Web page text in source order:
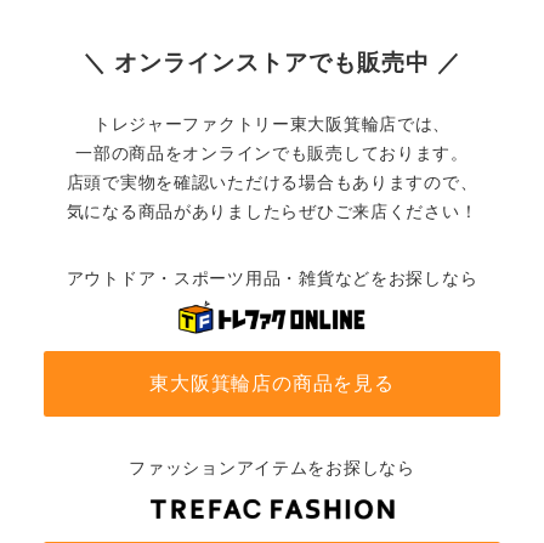
＼ オンラインストアでも販売中 ／
トレジャーファクトリー東大阪箕輪店では、
一部の商品をオンラインでも販売しております。
店頭で実物を確認いただける場合もありますので、
気になる商品がありましたらぜひご来店ください！
アウトドア・スポーツ用品・雑貨などをお探しなら
東大阪箕輪店の商品を見る
ファッションアイテムをお探しなら